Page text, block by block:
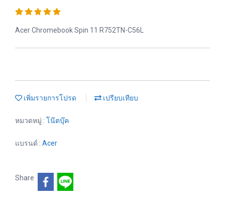
Acer Chromebook Spin 11 R752TN-C56L
เพิ่มรายการโปรด เปรียบเทียบ
หมวดหมู่ : โน๊ตบุ๊ค
แบรนด์ : Acer
Share